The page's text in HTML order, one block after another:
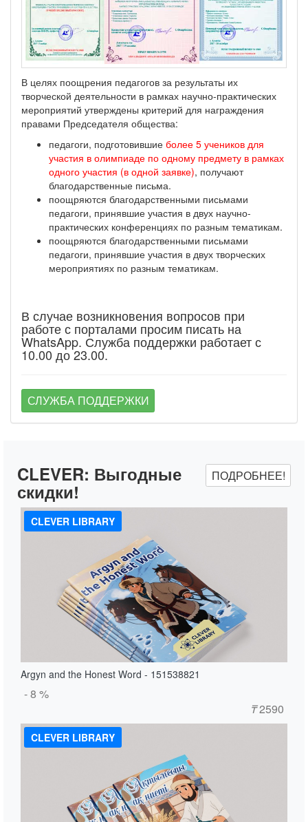
В целях поощрения педагогов за результаты их
творческой деятельности в рамках научно-практических
мероприятий утверждены критерий для награждения
правами Председателя общества:
педагоги, подготовившие более 5 учеников для
участия в олимпиаде по одному предмету в рамках
одного участия (в одной заявке), получают
благодарственные письма.
поощряются благодарственными письмами
педагоги, принявшие участия в двух научно-
практических конференциях по разным тематикам.
поощряются благодарственными письмами
педагоги, принявшие участия в двух творческих
мероприятиях по разным тематикам.
В случае возникновения вопросов при
работе с порталами просим писать на
WhatsApp. Служба поддержки работает с
10.00 до 23.00.
СЛУЖБА ПОДДЕРЖКИ
CLEVER: Выгодные
скидки!
ПОДРОБНЕЕ!
CLEVER LIBRARY
Argyn and the Honest Word - 151538821
- 8 %
₸2590
CLEVER LIBRARY